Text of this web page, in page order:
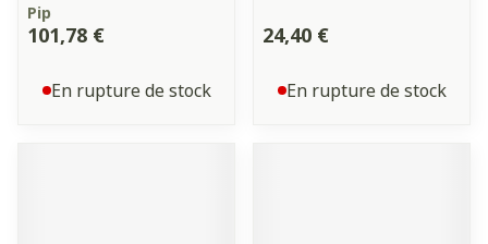
Pip
101,78 €
En rupture de stock
24,40 €
En rupture de stock